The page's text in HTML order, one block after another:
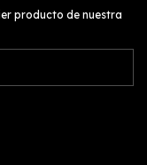
producto de nuestra